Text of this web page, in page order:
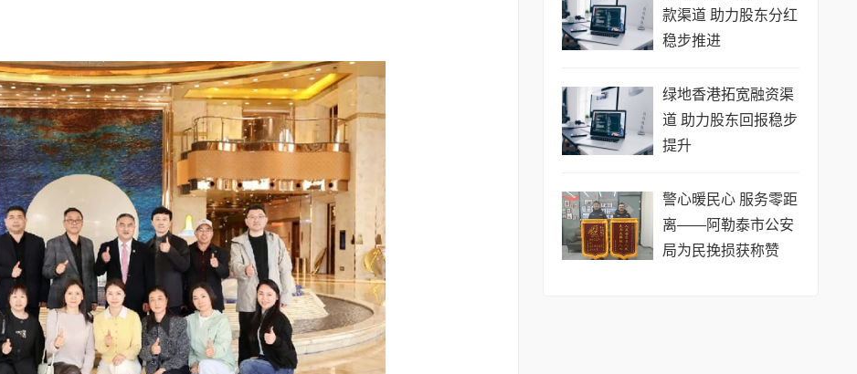
款渠道 助力股东分红
稳步推进
绿地香港拓宽融资渠
道 助力股东回报稳步
提升
​警心暖民心 服务零距
离——阿勒泰市公安
局为民挽损获称赞